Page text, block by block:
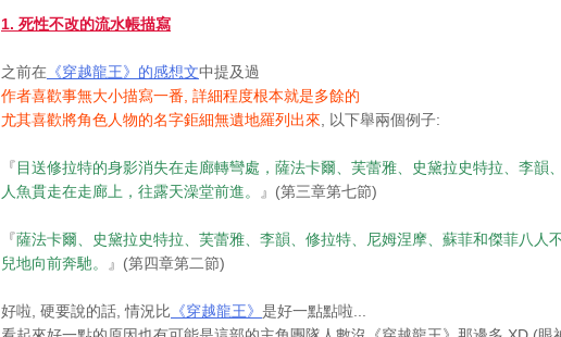
1. 死性不改的流水帳描寫
之前在 《穿越龍王》的感想文中提及過
作者喜歡事無大小描寫一番, 詳細程度根本就是多餘的
尤其喜歡將角色人物的名字鉅細無遺地羅列出來 , 以下舉兩個例子:
『目送修拉特的身影消失在走廊轉彎處，薩法卡爾、芙蕾雅、史黛拉史特拉、李韻
人魚貫走在走廊上，往露天澡堂前進。
』(第三章第七節)
『薩法卡爾、史黛拉史特拉、芙蕾雅、李韻、修拉特、尼姆涅摩、蘇菲和傑菲八人
兒地向前奔馳。
』(第四章第二節)
好啦, 硬要說的話, 情況比 《穿越龍王》 是好一點點啦...